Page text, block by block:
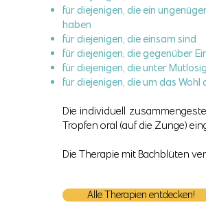
für diejenigen, die ein
haben
für diejenigen, die einsam sind
für diejenigen, die gegenüber
für diejenigen, die unter
für diejenigen, die um das
Die individuell
Tropfen oral (auf die Zunge)
Die Therapie mit Bachblüten
Alle Therapien entdecken!